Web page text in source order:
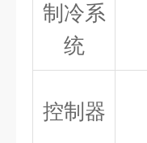
制冷系
统
控制器